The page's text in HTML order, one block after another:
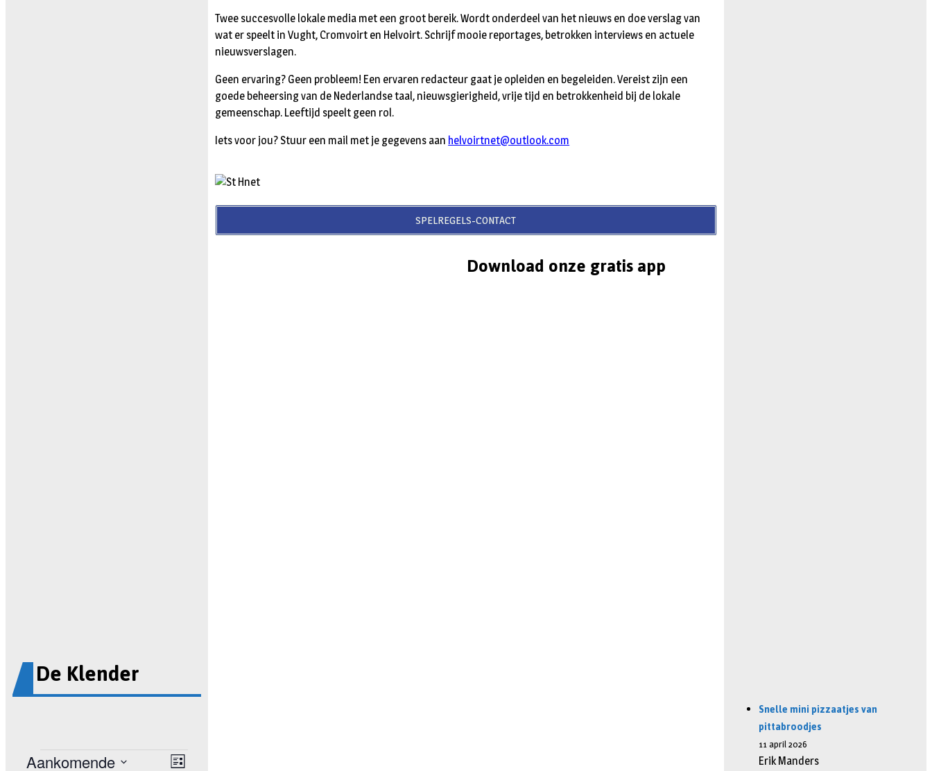
De Klender
Twee succesvolle lokale media met een groot bereik. Wordt onderdeel van het nieuws en doe verslag van
wat er speelt in Vught, Cromvoirt en Helvoirt. Schrijf mooie reportages, betrokken interviews en actuele
nieuwsverslagen.
Geen ervaring? Geen probleem! Een ervaren redacteur gaat je opleiden en begeleiden. Vereist zijn een
goede beheersing van de Nederlandse taal, nieuwsgierigheid, vrije tijd en betrokkenheid bij de lokale
gemeenschap. Leeftijd speelt geen rol.
Iets voor jou? Stuur een mail met je gegevens aan helvoirtnet@outlook.com
SPELREGELS-CONTACT
Download onze gratis app
Snelle mini pizzaatjes van
pittabroodjes
11 april 2026
Erik Manders